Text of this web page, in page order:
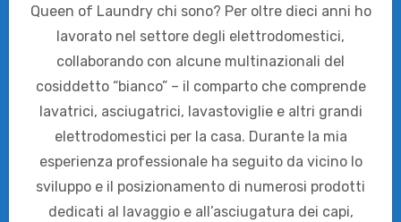
Queen of Laundry chi sono? Per oltre dieci anni ho
lavorato nel settore degli elettrodomestici,
collaborando con alcune multinazionali del
cosiddetto “bianco” – il comparto che comprende
lavatrici, asciugatrici, lavastoviglie e altri grandi
elettrodomestici per la casa. Durante la mia
esperienza professionale ha seguito da vicino lo
sviluppo e il posizionamento di numerosi prodotti
dedicati al lavaggio e all’asciugatura dei capi,